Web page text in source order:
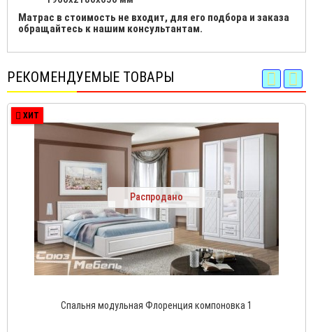
Матрас в стоимость не входит, для его подбора и заказа
обращайтесь к нашим консультантам.
РЕКОМЕНДУЕМЫЕ ТОВАРЫ
ХИТ
Распродано
Спальня модульная Флоренция компоновка 1